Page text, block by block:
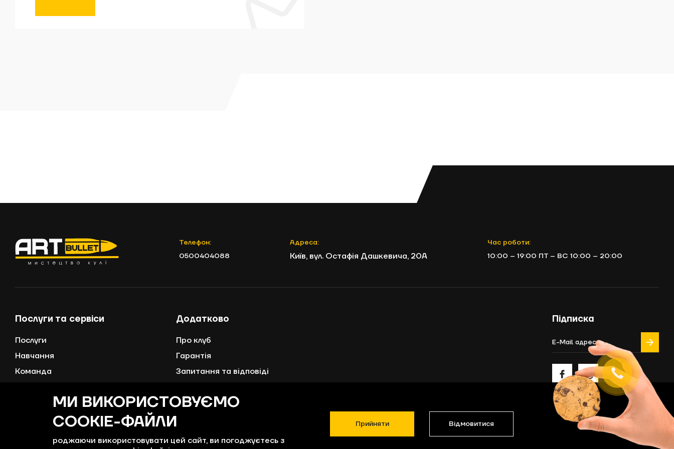
Телефон:
0500404088
Адреса:
Київ, вул. Остафія Дашкевича, 20А
Час роботи:
10:00 – 19:00 ПТ – ВС 10:00 – 20:00
Послуги та сервіси
Послуги
Навчання
Команда
Додатково
Про клуб
Гарантія
Запитання та відповіді
Доставка і оплата
Контакти
Підписка
МИ ВИКОРИСТОВУЄМО
COOKIE-ФАЙЛИ
роджаючи використовувати цей сайт, ви погоджуєтесь з
Прийняти Відмовитися